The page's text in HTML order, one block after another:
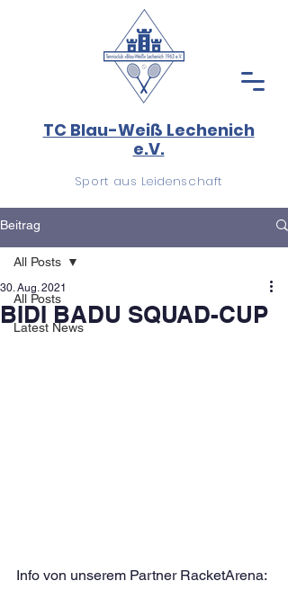
TC Blau-Weiß Lechenich
e.V.
Sport aus Leidenschaft
Beitrag
All Posts
Latest News
All Posts
BIDI BADU SQUAD-CUP
30. Aug. 2021
Info von unserem Partner RacketArena: